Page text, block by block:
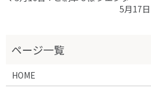
5月17
HOME